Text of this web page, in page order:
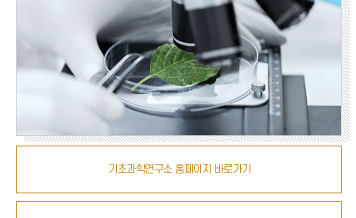
기초과학연구소 홈페이지 바로가기